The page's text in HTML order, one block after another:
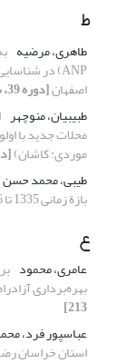
ط
طاهری، مرضیه
اصفهان[دوره 39، شماره 3، 1392، صفحه 165-177]
طبیبیان، منوچهر
محلات جدید با
موردی: کاشان)[دوره
طیبی، محمد حسن
بازة زمانی 1335 تا 1386
ع
عامری، محمود
بهره‌برداری
213]
عباسپور فرد،
استان خراسان